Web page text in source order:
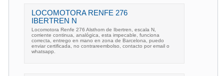
LOCOMOTORA RENFE 276
IBERTREN N
Locomotora Renfe 276 Alsthom de Ibertren, escala N,
corriente continua, analógica, esta impecable, funciona
correcta, entrego en mano en zona de Barcelona, puedo
enviar certificada, no contrareembolso, contacto por email o
whatsapp.